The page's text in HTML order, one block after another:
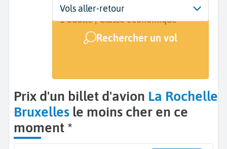
Départ
La Rochelle (LRH)
Dates
Dates de votre voyage
Voyageurs | Classe
1 adulte | Classe économique
Rechercher un vol
Vols aller-retour
Prix d'un billet d'avion La Rochelle
Bruxelles le moins cher en ce
moment *